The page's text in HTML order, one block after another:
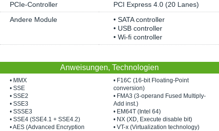
PCIe-Controller
PCI Express 4.0 (20 Lanes)
Andere Module
• SATA controller
• USB controller
• Wi-fi controller
Anweisungen, Technologien
• MMX
• SSE
• SSE2
• SSE3
• SSSE3
• SSE4 (SSE4.1 + SSE4.2)
• AES (Advanced Encryption
• F16C (16-bit Floating-Point
conversion)
• FMA3 (3-operand Fused Multiply-
Add inst.)
• EM64T (Intel 64)
• NX (XD, Execute disable bit)
• VT-x (Virtualization technology)